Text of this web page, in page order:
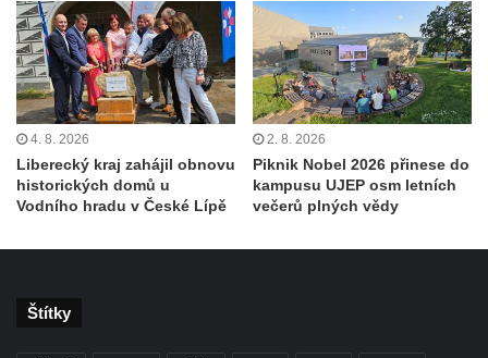
4. 8. 2026
Liberecký kraj zahájil obnovu
historických domů u
Vodního hradu v České Lípě
2. 8. 2026
Piknik Nobel 2026 přinese do
kampusu UJEP osm letních
večerů plných vědy
Štítky